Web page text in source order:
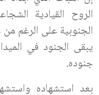
الروح القيادية
الجنوبية على الرغم
يبقى الجنود في
جنوده.
بعد استشهاده